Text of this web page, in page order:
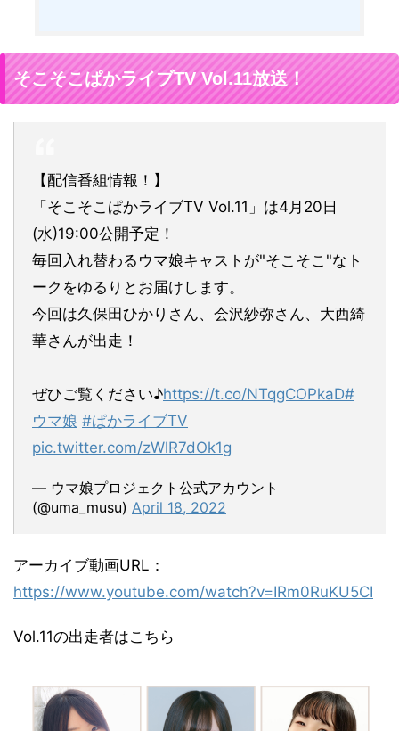
そこそこぱかライブTV Vol.11放送！
【配信番組情報！】
「そこそこぱかライブTV Vol.11」は4月20日
(水)19:00公開予定！
毎回入れ替わるウマ娘キャストが"そこそこ"なト
ークをゆるりとお届けします。
今回は久保田ひかりさん、会沢紗弥さん、大西綺
華さんが出走！
ぜひご覧ください♪https://t.co/NTqgCOPkaD#
ウマ娘 #ぱかライブTV
pic.twitter.com/zWlR7dOk1g
— ウマ娘プロジェクト公式アカウント
(@uma_musu) April 18, 2022
アーカイブ動画URL：
https://www.youtube.com/watch?v=IRm0RuKU5CI
Vol.11の出走者はこちら